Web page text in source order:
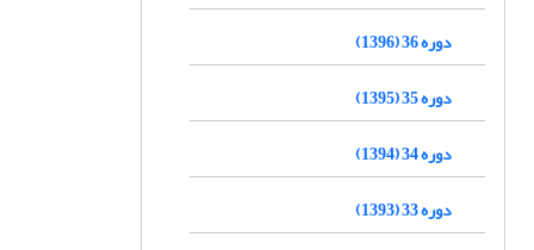
دوره 36 (1396)
دوره 35 (1395)
دوره 34 (1394)
دوره 33 (1393)